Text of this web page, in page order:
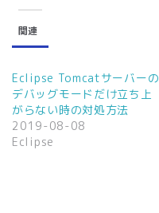
し
て
T
w
t
e
r
で
共
有
(
新
有
す
る
に
は
ク
関連
Eclipse Tomcatサーバーの
デバッグモードだけ立ち上
がらない時の対処方法
2019-08-08
Eclipse